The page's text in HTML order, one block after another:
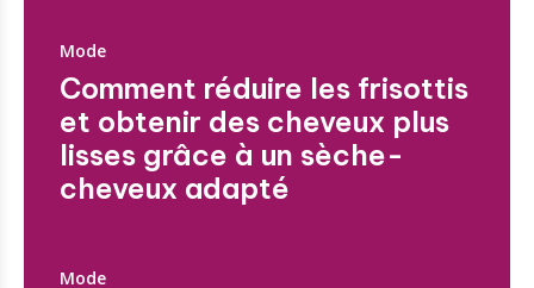
Mode
Comment réduire les frisottis
et obtenir des cheveux plus
lisses grâce à un sèche-
cheveux adapté
Mode